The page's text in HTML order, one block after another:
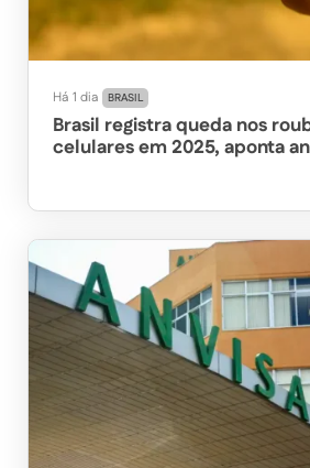
Há 1 dia BRASIL
Brasil registra queda nos
celulares em 2025, aponta